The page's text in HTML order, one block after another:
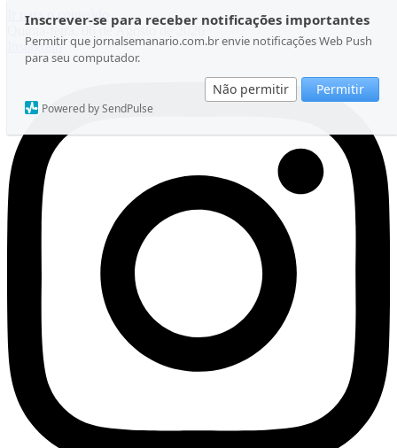
Inscrever-se para receber notificações importantes
Permitir que jornalsemanario.com.br envie notificações Web Push
para seu computador.
Não permitir Permitir
Powered by SendPulse
Ir para o conteúdo
Quinta-feira, 06 de Agosto de 2026
Instagram